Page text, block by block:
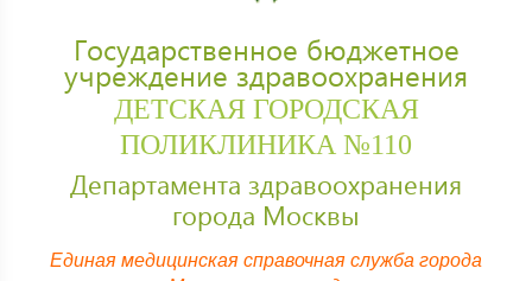
Государственное бюджетное
учреждение здравоохранения
ДЕТСКАЯ ГОРОДСКАЯ
ПОЛИКЛИНИКА №110
Департамента здравоохранения
города Москвы
Единая медицинская справочная служба города